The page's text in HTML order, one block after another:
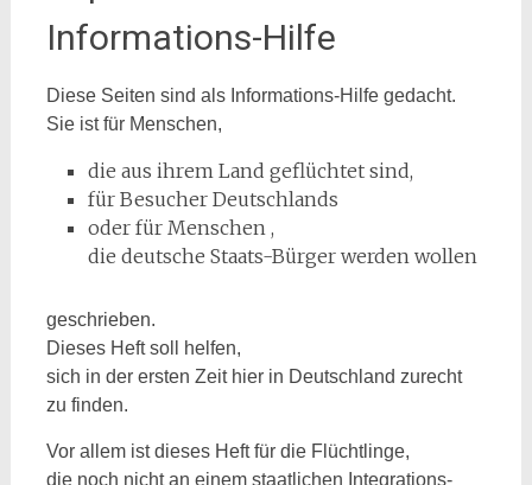
Informations-Hilfe
Diese Seiten sind als Informations-Hilfe gedacht.
Sie ist für Menschen,
die aus ihrem Land geflüchtet sind,
für Besucher Deutschlands
oder für Menschen ,
die deutsche Staats-Bürger werden wollen
geschrieben.
Dieses Heft soll helfen,
sich in der ersten Zeit hier in Deutschland zurecht
zu finden.
Vor allem ist dieses Heft für die Flüchtlinge,
die noch nicht an einem staatlichen Integrations-